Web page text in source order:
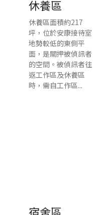
休養區
休養區面積約217
坪，位於安康接待室
地勢較低的東側平
面，是關押被偵訊者
的空間。被偵訊者往
返工作區及休養區
時，需自工作區...
宿舍區